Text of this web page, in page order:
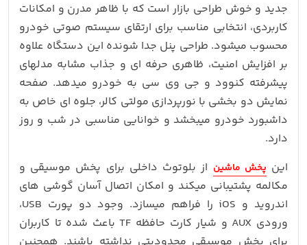
جدید و خوش‌ طراحی بازار است که با ظاهر مدرن و امکانات
کاربردی، انتخابی مناسب برای ارتقای سیستم صوتی خودرو
محسوب میشود. طراحی پنل جدا شونده این دستگاه علاوه
بر افزایش امنیت، ظاهری حرفه‌ ای و جذاب مشابه مدلهای
پیشرفته کنوود و جی وی سی به خودرو میدهد. صفحه
نمایش دو بخشی با نورپردازی مولتی کالر، جلوه‌ ای خاص به
داشبورد خودرو میبخشد و خوانایی مناسبی در شب و روز
دارد.
این پخش ماشین از بلوتوث داخلی برای پخش موسیقی و
مکالمه پشتیبانی میکند و امکان اتصال آسان گوشی‌ های
اندروید و iOS را فراهم میسازد. وجود دو پورت USB،
ورودی AUX و شیار کارت حافظه TF باعث شده تا کاربران